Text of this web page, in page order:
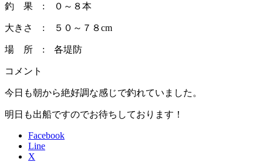
釣 果 : ０～８本
大きさ : ５０～７８cm
場 所 : 各堤防
コメント
今日も朝から絶好調な感じで釣れていました。
明日も出船ですのでお待ちしております！
Facebook
Line
X